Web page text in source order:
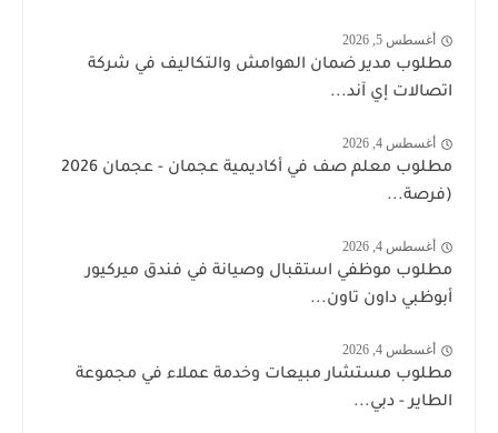
أغسطس 5, 2026
مطلوب مدير ضمان الهوامش والتكاليف في شركة
اتصالات إي آند...
أغسطس 4, 2026
مطلوب معلم صف في أكاديمية عجمان - عجمان 2026
(فرصة...
أغسطس 4, 2026
مطلوب موظفي استقبال وصيانة في فندق ميركيور
أبوظبي داون تاون...
أغسطس 4, 2026
مطلوب مستشار مبيعات وخدمة عملاء في مجموعة
الطاير - دبي...